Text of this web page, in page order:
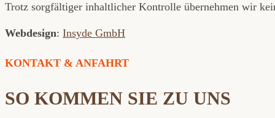
Trotz sorgfältiger inhaltlicher Kontrolle übernehmen wir
Webdesign: Insyde GmbH
KONTAKT & ANFAHRT
SO KOMMEN SIE ZU UNS